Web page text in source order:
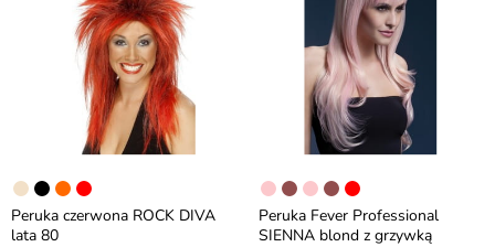
Peruka czerwona ROCK DIVA
lata 80
Peruka Fever Professional
SIENNA blond z grzywką